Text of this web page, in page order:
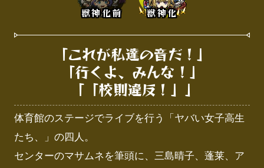
獣神化前 獣神化
「これが私達の音だ！」
「行くよ、みんな！」
「「校則違反！」」
体育館のステージでライブを行う「ヤバい女子高生
たち、」の四人。
センターのマサムネを筆頭に、三島晴子、蓬莱、ア